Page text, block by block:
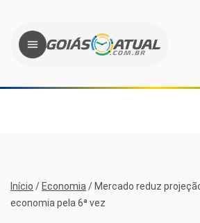
Início / Economia / Mercado reduz
economia pela 6ª vez